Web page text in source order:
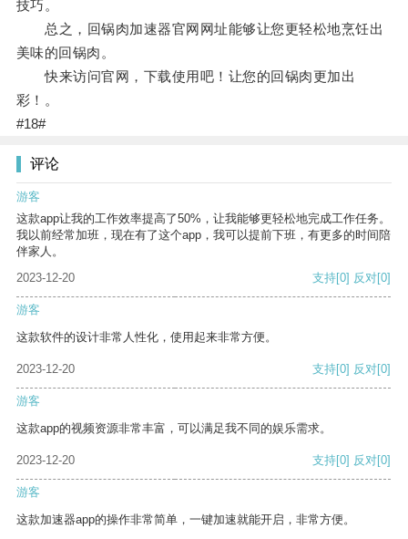
技巧。
总之，回锅肉加速器官网网址能够让您更轻松地烹饪出
美味的回锅肉。
快来访问官网，下载使用吧！让您的回锅肉更加出
彩！。
#18#
评论
游客
这款app让我的工作效率提高了50%，让我能够更轻松地完成工作任务。
我以前经常加班，现在有了这个app，我可以提前下班，有更多的时间陪
伴家人。
2023-12-20
支持[0] 反对[0]
游客
这款软件的设计非常人性化，使用起来非常方便。
2023-12-20 支持[0] 反对[0]
游客
这款app的视频资源非常丰富，可以满足我不同的娱乐需求。
2023-12-20 支持[0] 反对[0]
游客
这款加速器app的操作非常简单，一键加速就能开启，非常方便。